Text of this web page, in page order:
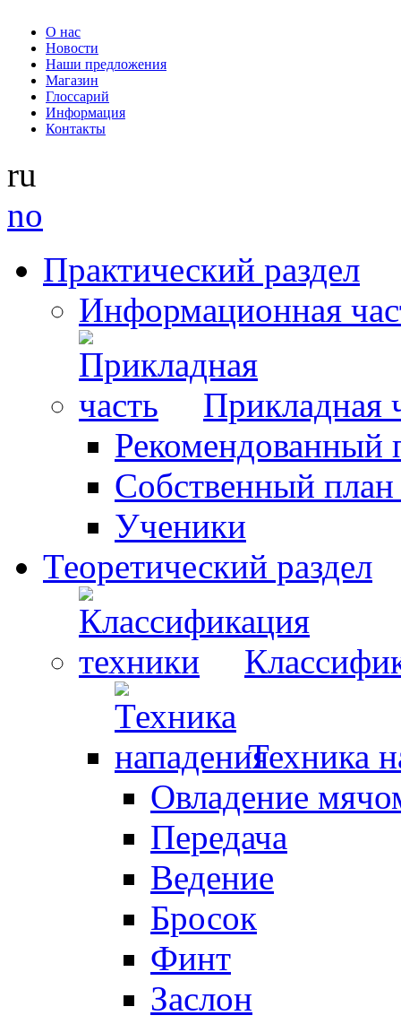
О нас
Новости
Наши предложения
Магазин
Глоссарий
Информация
Контакты
ru
no
Практический раздел
Информационная
Прикладная
Рекомендованный
Собственный
Ученики
Теоретический раздел
Техника
Овладение
Передача
Ведение
Бросок
Финт
Заслон